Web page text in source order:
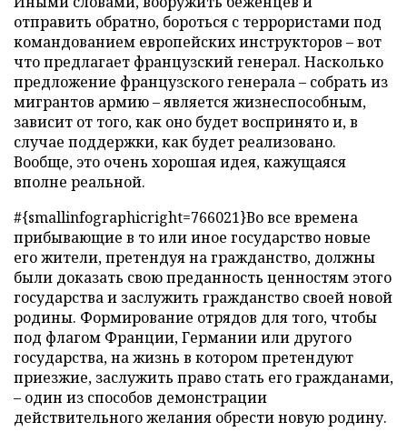
отправить обратно, бороться с террористами под
командованием европейских инструкторов – вот
что предлагает французский генерал. Насколько
предложение французского генерала – собрать из
мигрантов армию – является жизнеспособным,
зависит от того, как оно будет воспринято и, в
случае поддержки, как будет реализовано.
Вообще, это очень хорошая идея, кажущаяся
вполне реальной.
#{smallinfographicright=766021}Во все времена
прибывающие в то или иное государство новые
его жители, претендуя на гражданство, должны
были доказать свою преданность ценностям этого
государства и заслужить гражданство своей новой
родины. Формирование отрядов для того, чтобы
под флагом Франции, Германии или другого
государства, на жизнь в котором претендуют
приезжие, заслужить право стать его гражданами,
– один из способов демонстрации
действительного желания обрести новую родину.